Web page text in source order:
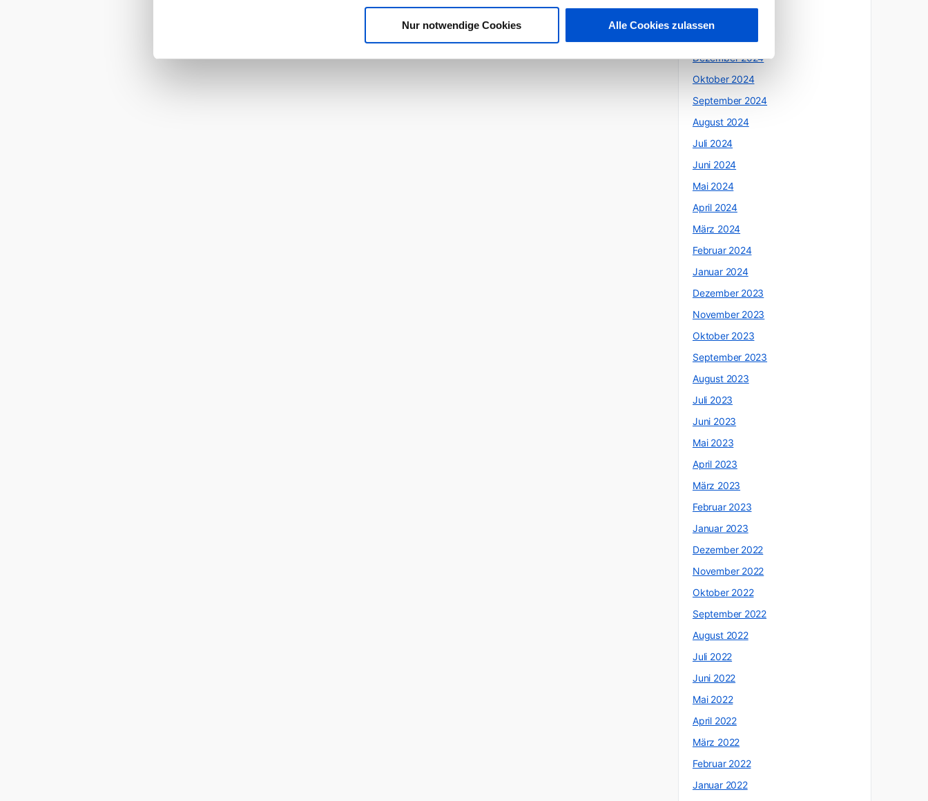
Nur notwendige Cookies Alle Cookies zulassen
Dezember 2024
Oktober 2024
September 2024
August 2024
Juli 2024
Juni 2024
Mai 2024
April 2024
März 2024
Februar 2024
Januar 2024
Dezember 2023
November 2023
Oktober 2023
September 2023
August 2023
Juli 2023
Juni 2023
Mai 2023
April 2023
März 2023
Februar 2023
Januar 2023
Dezember 2022
November 2022
Oktober 2022
September 2022
August 2022
Juli 2022
Juni 2022
Mai 2022
April 2022
März 2022
Februar 2022
Januar 2022